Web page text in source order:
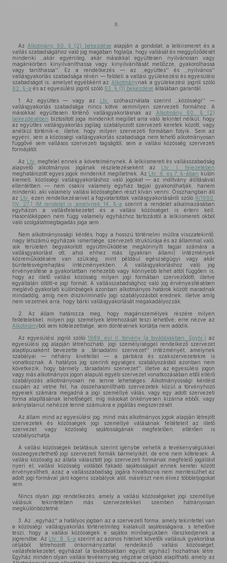
II.
Az Alkotmány 60. § (2) bekezdése alapján a gondolat, a lelkiismeret és a
vallás szabadságához való jog magában foglalja, hogy vallását és meggyőződését
mindenki ,,akár egyénileg, akár másokkal együttesen nyilvánosan vagy
magánkörben kinyilváníthassa vagy kinyilvánítását mellőzze, gyakorolhassa
vagy taníthassa''. Ez a rendelkezés — az ,,együttes'' és ,,nyilvános''
vallásgyakorlás szabadsága révén — felöleli a vallási gyülekezési és egyesülési
szabadságot is, amelyet egyébként az Alkotmánynak a gyülekezési jogról szóló
62. §-a és az egyesülési jogról szóló 63. § (1) bekezdése általában garantál.
1. Az együttes — vagy az Ltv.
szóhasználata szerint ,,közösségi'' —
vallásgyakorlás szabadsága nincs kötve semmilyen szervezeti formához. A
másokkal együttesen történő vallásgyakorlásnak az
Alkotmány 60. § (2)
bekezdésében biztosított joga mindenkit megillet arra való tekintet nélkül, hogy
az együttes vallásgyakorlás jogilag szabályozott szervezeti keretek között, vagy
anélkül történik-e, illetve, hogy milyen szervezeti formában folyik. Sem az
egyéni, sem a közösségi vallásgyakorlás szabadsága nem tehető alkotmányosan
függővé sem vallásos szervezeti tagságtól, sem a vallási közösség szervezeti
formájától.
Az Ltv.
megfelel ennek a követelménynek. A lelkiismereti és vallásszabadság
alapvető alkotmányos jogának részletezéseként az Ltv. I. fejezetében
meghatározott egyes jogok mindenkit megilletnek. Az Ltv. 6. és 7. §-ában külön
kiemelt, közösségi vallásgyakorláshoz való jogokat — az indítvány állításával
ellentétben — nem csakis valamely egyház tagjai gyakorolhatják, hanem
mindenki, aki valamely vallási közösségben részt kíván venni. Összhangban áll
az Ltv. ezen rendelkezéseivel a fogvatartottak vallásgyakorlásáról szóló 8/1990.
(IV. 27.) IM rendelet is, amelynek 14. §-a szerint a rendelet alkalmazásában
egyházon a vallásfelekezetet és a vallási közösséget is érteni kell.
Hasonlóképpen nem függ valamely egyházhoz tartozástól a lelkiismereti okból
való szolgálatmegtagadás joga sem.
Nem alkotmányossági kérdés, hogy a hosszú történelmi múltra visszatekintő,
nagy létszámú egyházak ismertsége, szervezeti struktúrája és az állammal való,
sok területen begyakorlott együttműködése megkönnyíti tagjai számára a
vallásgyakorlást ott, ahol ehhez más (gyakran állami) intézmények
közreműködésére van szükség, mint például egészségügyi vagy akár
büntetésvégrehajtási intézményekben. A vallásgyakorláshoz való jog
érvényesítése a gyakorlatban nehezebb vagy könnyebb lehet attól függően is,
hogy az illető vallási közösség milyen jogi formában szerveződött, illetve
egyáltalán öltött-e jogi formát. A vallásszabadsághoz való jog érvényesítésében
meglévő gyakorlati különbségek azonban alkotmányos határok között maradnak
mindaddig, amíg nem diszkriminatív jogi szabályozásból erednek, illetve amíg
nem vezetnek arra, hogy bárki vallásgyakorlását megakadályozzák.
2. Az állam határozza meg, hogy magánszemélyek részére milyen
feltételekkel, milyen jogi személyek létrehozását teszi lehetővé; erre nézve az
Alkotmányból sem kötelezettsége, sem döntésének korlátja nem adódik.
Az egyesülési jogról szóló1989. évi II. törvény (a továbbiakban: Egytv.) az
egyesülési jog alapján létrehozható, jogi személyiséggel rendelkező szervezet
alaptípusaként bevezette a ,,társadalmi szervezet'' intézményét, amelynek
szabályai — néhány kivétellel — a pártokra és szakszervezetekre is
vonatkoznak. A hatályos jog szerinti egységes szabályozásból azonban nem
következik, hogy bármely ,,társadalmi szervezet'', illetve az egyesülési jogon
vagy más alkotmányos jogon alapuló egyéb szervezet vonatkozásában ettől eltérő
szabályozás alkotmányosan ne lenne lehetséges. Alkotmányossági kérdést
csupán az vetne fel, ha összehasonlítható szervezetek közül a törvényhozó
egyesek számára megadná a jogi személlyé válás, vagy egy adott szervezeti
forma alapításának lehetőségét, míg másokat önkényesen kizárna ebből, vagy
aránytalanul nehézzé tenné számukra e jogállás megszerzését.
Az állam mind az egyesülési jog, mind más alkotmányos jogok alapján létrejött
szervezetek és közösségek jogi személlyé válásának feltételeit az illető
szervezet vagy közösség sajátosságának megfelelően, eltérően is
szabályozhatja.
A vallási közösségek belátásuk szerint igénybe vehetik a tevékenységükkel
összeegyeztethető jogi szervezeti formák bármelyikét, de erre nem kötelesek. A
vallási közösség az általa választott jogi szervezeti formának megfelelő jogállást
nyeri el; vallási közösség voltából fakadó sajátosságait ennek keretei között
érvényesítheti, azaz a vallásszabadság jogára hivatkozva nem mentesülhet az
adott jogi formával járó kogens szabályok alól, másrészt nem élvez többletjogokat
sem.
Nincs olyan jogi rendelkezés, amely a vallási közösségeket jogi személlyé
válásuk tekintetében más szervezetekkel szemben hátrányosan
megkülönböztetné.
3. Az ,,egyház'' a hatályos jogban az a szervezeti forma, amely tekintettel van
a közösségi vallásgyakorlás történelmileg kialakult sajátosságaira, s lehetővé
teszi, hogy a vallási közösségek e sajátos minőségükben illeszkedjenek a
jogrendbe. Az Ltv. 8. §-a szerint az azonos hitelvet követők vallásuk gyakorlása
céljából létrehozott önkormányzattal rendelkező vallási közösséget,
vallásfelekezetet, egyházat (a továbbiakban együtt: egyház) hozhatnak létre.
Egyház minden olyan vallási tevékenység végzése céljából alapítható, amely az